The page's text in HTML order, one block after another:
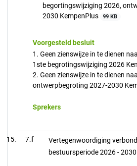
begortingswijziging 2026,
2030 KempenPlus
99 KB
Voorgesteld besluit
1. Geen zienswijze in te dienen
1ste begrotingswijziging 2026
2. Geen zienswijze in te dienen
ontwerpbegroting 2027-2030
Sprekers
7.f
Vertegenwoordiging
bestuursperiode 2026 - 2030